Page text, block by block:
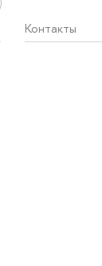
Контакты